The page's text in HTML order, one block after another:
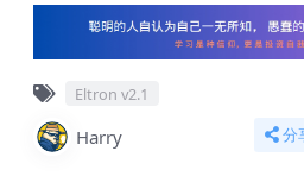
Eltron v2.1
Harry 分